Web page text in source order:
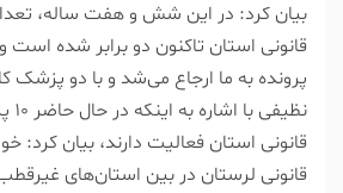
بیان کرد: در این شش و هفت ساله،
پرونده به ما ارجاع می‌شد و با دو پزشک
قانونی استان فعالیت دارند، بیان کرد:
قانونی لرستان در بین استان‌های